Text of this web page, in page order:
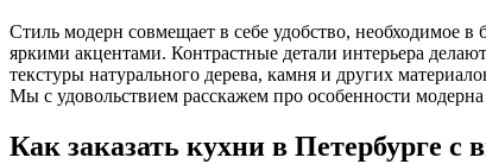
Стиль модерн совмещает в себе удобство, необходимое
яркими акцентами. Контрастные детали интерьера
текстуры натурального дерева, камня и других
Мы с удовольствием расскажем про особенности
Как заказать кухни в Петербурге с